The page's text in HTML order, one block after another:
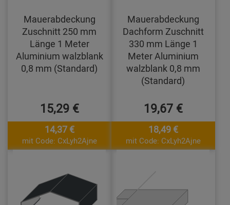
Mauerabdeckung
Zuschnitt 250 mm
Länge 1 Meter
Aluminium walzblank
0,8 mm (Standard)
15,29 €
14,37 €
mit Code: CxLyh2Ajne
Mauerabdeckung
Dachform Zuschnitt
330 mm Länge 1
Meter Aluminium
walzblank 0,8 mm
(Standard)
19,67 €
18,49 €
mit Code: CxLyh2Ajne